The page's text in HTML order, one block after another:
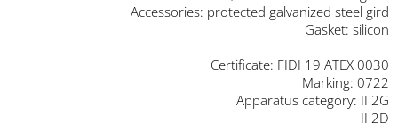
Accessories: protected galvanized steel gird
Gasket: silicon
Certificate: FIDI 19 ATEX 0030
Marking: 0722
Apparatus category: II 2G
II 2D